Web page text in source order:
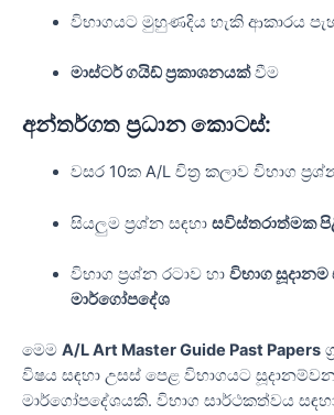
විභාගයට මුහුණදිය හැකි ආකාරය
මාස්ටර් ගයිඩ් ප්‍රකාශනයක්වීම
අන්තර්ගත ප්‍රධාන කොටස්:
වසර 10ක A/L චිත්‍ර කලාව විභාග
සියලුම ප්‍රශ්න සඳහා සවිස්තරාත්මක
විභාග ප්‍රශ්න රටාව හා විභාග සූදානම
මාර්ගෝපදේශ
මෙම A/L Art Master Guide Past Papers
විෂය සඳහා උසස් පෙළ විභාගයට
මාර්ගෝපදේශයකි. විභාග සාර්ථකත්වය